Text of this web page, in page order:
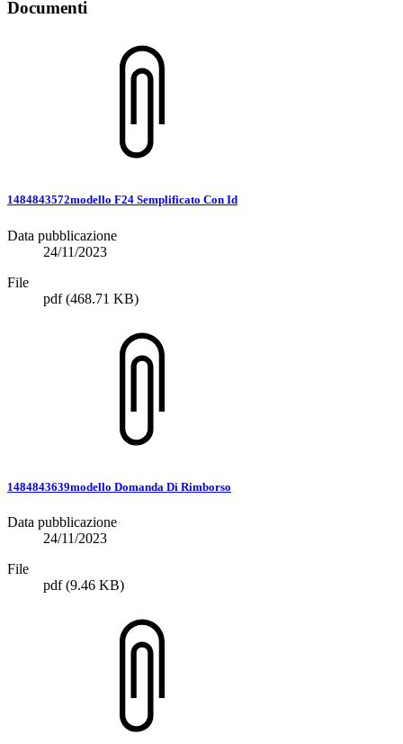
Documenti
1484843572modello F24 Semplificato Con Id
Data pubblicazione
24/11/2023
File
pdf(468.71 KB)
1484843639modello Domanda Di Rimborso
Data pubblicazione
24/11/2023
File
pdf(9.46 KB)